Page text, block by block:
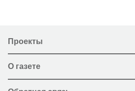
Проекты
О газете